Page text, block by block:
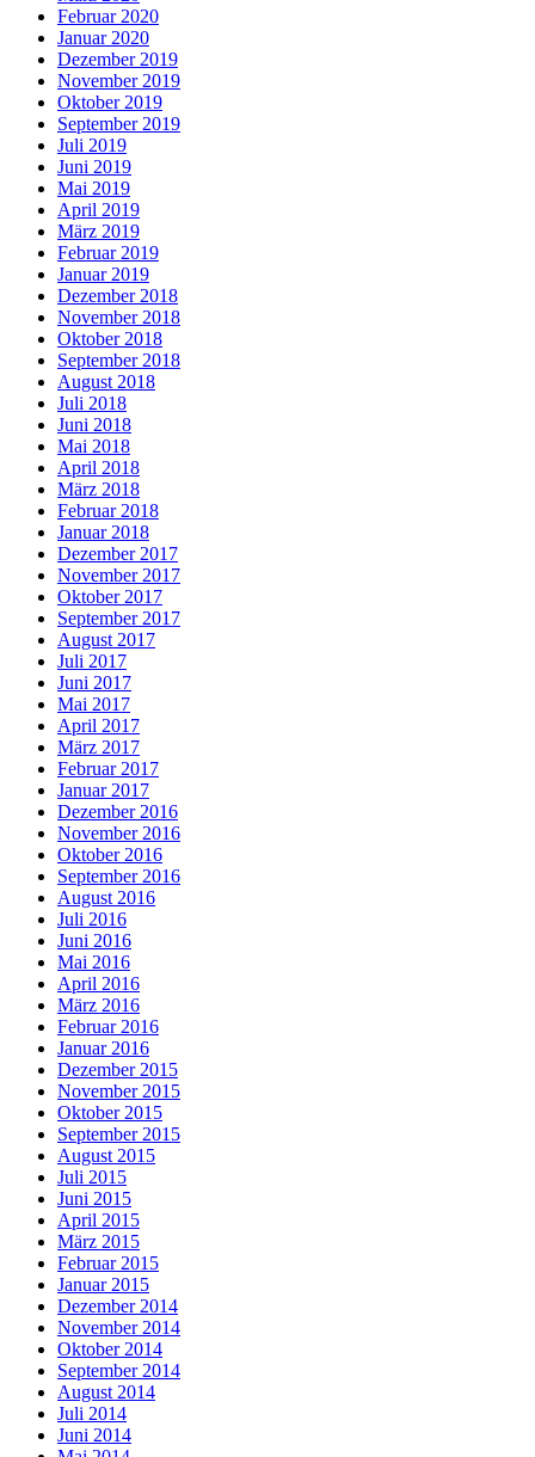
Februar 2020
Januar 2020
Dezember 2019
November 2019
Oktober 2019
September 2019
Juli 2019
Juni 2019
Mai 2019
April 2019
März 2019
Februar 2019
Januar 2019
Dezember 2018
November 2018
Oktober 2018
September 2018
August 2018
Juli 2018
Juni 2018
Mai 2018
April 2018
März 2018
Februar 2018
Januar 2018
Dezember 2017
November 2017
Oktober 2017
September 2017
August 2017
Juli 2017
Juni 2017
Mai 2017
April 2017
März 2017
Februar 2017
Januar 2017
Dezember 2016
November 2016
Oktober 2016
September 2016
August 2016
Juli 2016
Juni 2016
Mai 2016
April 2016
März 2016
Februar 2016
Januar 2016
Dezember 2015
November 2015
Oktober 2015
September 2015
August 2015
Juli 2015
Juni 2015
April 2015
März 2015
Februar 2015
Januar 2015
Dezember 2014
November 2014
Oktober 2014
September 2014
August 2014
Juli 2014
Juni 2014